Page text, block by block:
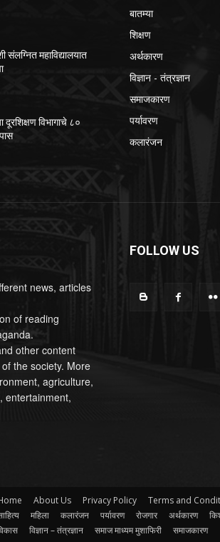
संलग्नित महाविद्यालयात
दूरशिक्षण विभागाचे ८०
बातम्या
शिक्षण
अर्थकारण
विज्ञान - तंत्रज्ञान
समाजकारण
पर्यावरण
कलारंजन
news, articles
of reading
other content
the society. More
agriculture,
entertainment,
FOLLOW US
About Us Privacy Policy Terms and
महिला कलारंजन पर्यावरण रोजगार अर्थकारण
विज्ञान – तंत्रज्ञान समाज माध्यम मुशाफिरी समाजकारण